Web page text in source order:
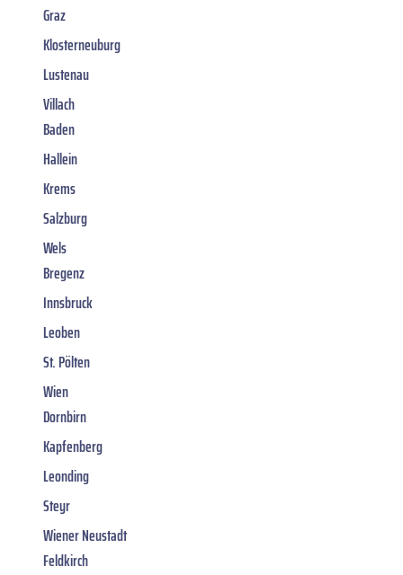
Graz
Klosterneuburg
Lustenau
Villach
Baden
Hallein
Krems
Salzburg
Wels
Bregenz
Innsbruck
Leoben
St. Pölten
Wien
Dornbirn
Kapfenberg
Leonding
Steyr
Wiener Neustadt
Feldkirch